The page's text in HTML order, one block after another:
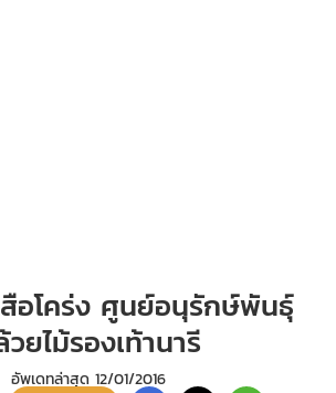
อโคร่ง ศูนย์อนุรักษ์พันธุ์
ยไม้รองเท้านารี
อัพเดทล่าสุด 12/01/2016